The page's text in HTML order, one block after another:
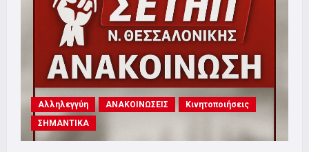
–
Είναι
δικαίωμα
των
μας
Αλληλεγγύη ΑΝΑΚΟΙΝΩΣΕΙΣ
Κινητοποιήσεις
ΣΗΜΑΝΤΙΚΑ